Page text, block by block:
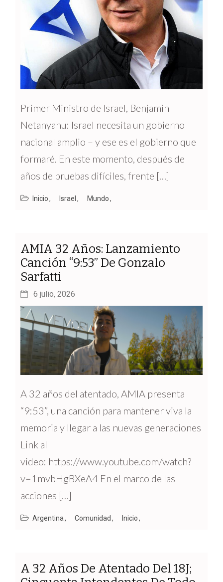
Primer Ministro de Israel, Benjamin
Netanyahu: Israel necesita un gobierno
nacional amplio – y ese es el gobierno que
formaré. En este momento, después de
años de pruebas difíciles, frente […]
Inicio Israel Mundo
AMIA 32 Años: Lanzamiento
Canción “9:53” De Gonzalo
Sarfatti
6 julio, 2026
A 32 años del atentado, AMIA presenta
“9:53”, una canción para mantener viva la
memoria y llegar a las nuevas generaciones
Link al
video: https://www.youtube.com/watch?
v=1mvbHgBXeA4 En el marco de las
acciones […]
Argentina Comunidad Inicio
A 32 Años De Atentado Del 18J;